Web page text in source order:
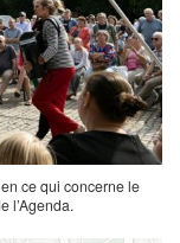
ce qui concerne le
l’Agenda.